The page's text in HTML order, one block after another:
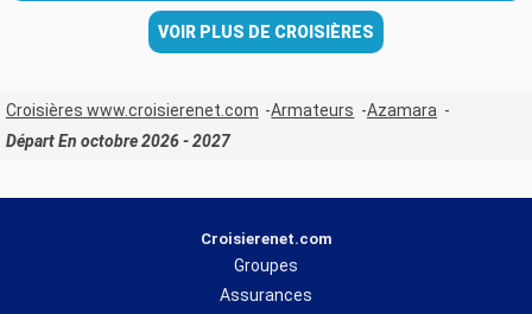
VOIR PLUS DE CROISIÈRES
Croisières www.croisierenet.com Armateurs
Azamara
Départ En octobre 2026 - 2027
Croisierenet.com
Groupes
Assurances